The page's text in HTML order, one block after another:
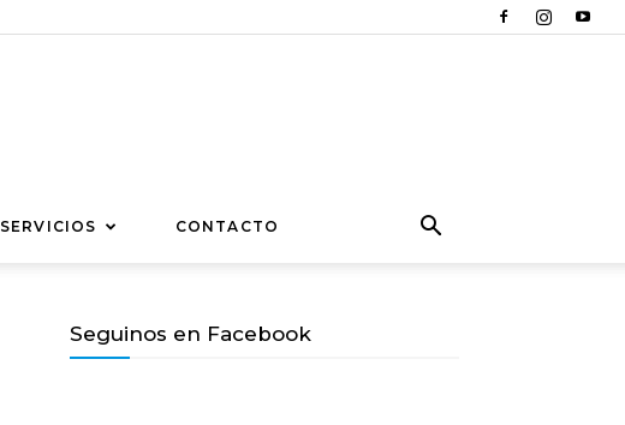
SERVICIOS CONTACTO
Seguinos en Facebook